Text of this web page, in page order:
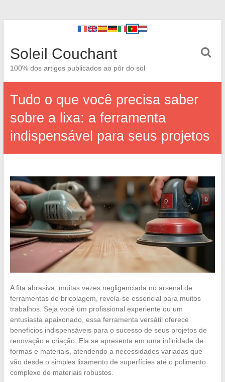
Soleil Couchant
100% dos artigos publicados ao pôr do sol
Tudo o que você precisa saber
sobre a lixa: a ferramenta
indispensável para seus projetos
A fita abrasiva, muitas vezes negligenciada no arsenal de
ferramentas de bricolagem, revela-se essencial para muitos
trabalhos. Seja você um profissional experiente ou um
entusiasta apaixonado, essa ferramenta versátil oferece
benefícios indispensáveis para o sucesso de seus projetos de
renovação e criação. Ela se apresenta em uma infinidade de
formas e materiais, atendendo a necessidades variadas que
vão desde o simples lixamento de superfícies até o polimento
complexo de materiais robustos.